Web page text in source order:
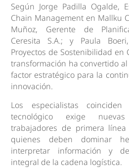
Según Jorge Padilla Ogalde,
Chain Management en Mallku
Muñoz, Gerente de
Ceresita S.A.; y Paula
Proyectos de Sostenibilidad en
transformación ha convertido
factor estratégico para la
innovación.
Los especialistas
tecnológico exige
trabajadores de primera
quienes deben dominar
interpretar información y
integral de la cadena logística.